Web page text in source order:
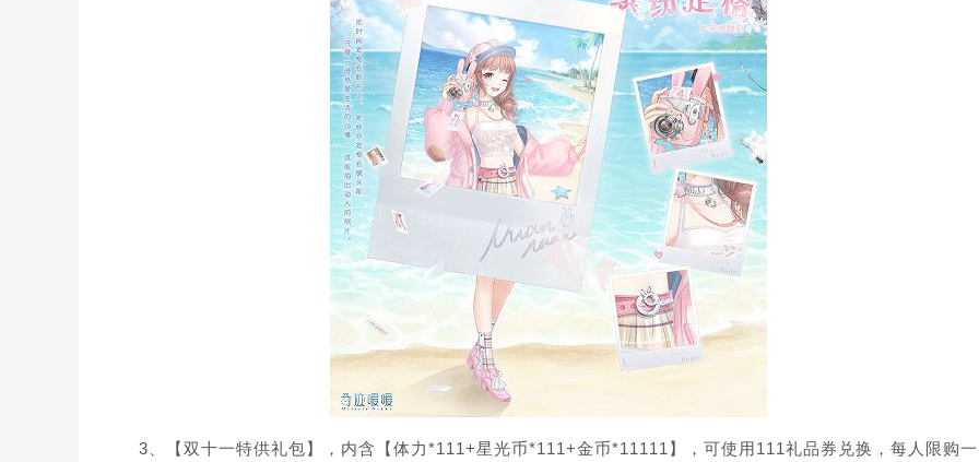
3、【双十一特供礼包】，内含【体力*111+星光币*111+金币*11111】，可使用111礼品券兑换，每人限购一